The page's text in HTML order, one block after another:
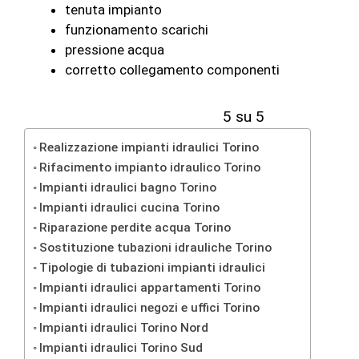
tenuta impianto
funzionamento scarichi
pressione acqua
corretto collegamento componenti
5 su 5
Realizzazione impianti idraulici Torino
Rifacimento impianto idraulico Torino
Impianti idraulici bagno Torino
Impianti idraulici cucina Torino
Riparazione perdite acqua Torino
Sostituzione tubazioni idrauliche Torino
Tipologie di tubazioni impianti idraulici
Impianti idraulici appartamenti Torino
Impianti idraulici negozi e uffici Torino
Impianti idraulici Torino Nord
Impianti idraulici Torino Sud